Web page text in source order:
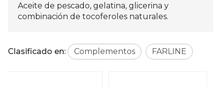
Aceite de pescado, gelatina, glicerina y
combinación de tocoferoles naturales.
Clasificado en: Complementos FARLINE